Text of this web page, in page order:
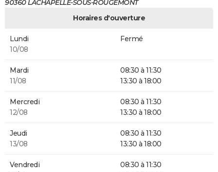
90360 LACHAPELLE-SOUS-ROUGEMONT
Horaires d'ouverture
Lundi
10/08
Fermé
Mardi
11/08
08:30 à 11:30
13:30 à 18:00
Mercredi
12/08
08:30 à 11:30
13:30 à 18:00
Jeudi
13/08
08:30 à 11:30
13:30 à 18:00
Vendredi
08:30 à 11:30